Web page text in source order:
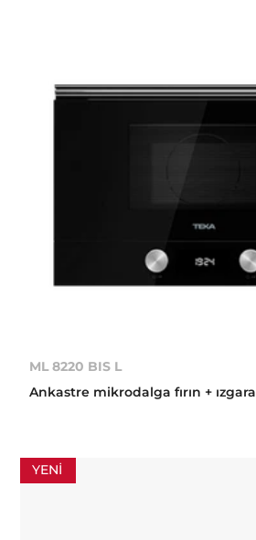
ML 8220 BIS L
Ankastre mikrodalga fırın + ızgara
YENI